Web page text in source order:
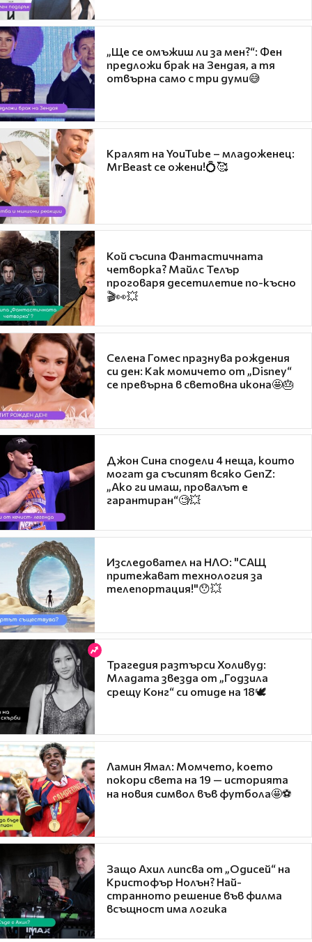
„Ще се омъжиш ли за мен?“: Фен
предложи брак на Зендая, а тя
отвърна само с три думи😅
Кралят на YouTube – младоженец:
MrBeast се ожени!💍🥰
Кой съсипа Фантастичната
четворка? Майлс Телър
проговаря десетилетие по-късно
🎬👀💥
Селена Гомес празнува рождения
си ден: Как момичето от „Disney“
се превърна в световна икона🤩🎂
Джон Сина сподели 4 неща, които
могат да съсипят всяко GenZ:
„Ако ги имаш, провалът е
гарантиран“🧐💥
Изследовател на НЛО: "САЩ
притежават технология за
телепортация!"😯💥
Трагедия разтърси Холивуд:
Младата звезда от „Годзила
срещу Конг“ си отиде на 18🕊️
Ламин Ямал: Момчето, което
покори света на 19 — историята
на новия символ във футбола🤩⚽
Защо Ахил липсва от „Одисей“ на
Кристофър Нолън? Най-
странното решение във филма
всъщност има логика